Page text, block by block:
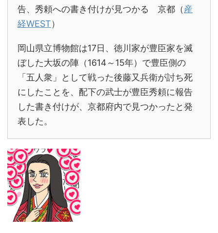
告、秀頼への書き付けが見つかる 京都（産
経WEST）
岡山県立博物館は17日、徳川家が豊臣家を滅
ぼした大坂の陣（1614～15年）で豊臣側の
「五人衆」として戦った後藤又兵衛が討ち死
にしたことを、配下の武士が豊臣秀頼に報告
した書き付けが、京都府内で見つかったと発
表した。